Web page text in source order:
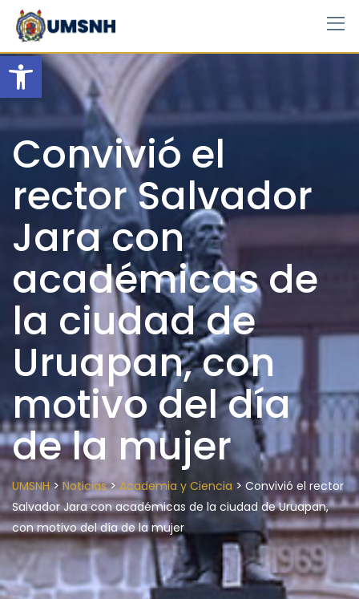
Open toolbar
Skip
content
Convivió el
rector Salvador
Jara con
académicas de
la ciudad de
Uruapan, con
motivo del día
de la mujer
UMSNH> Noticias>Academia y Ciencia > Convivió el rector
Salvador Jara con académicas de la ciudad de Uruapan,
con motivo del día de la mujer